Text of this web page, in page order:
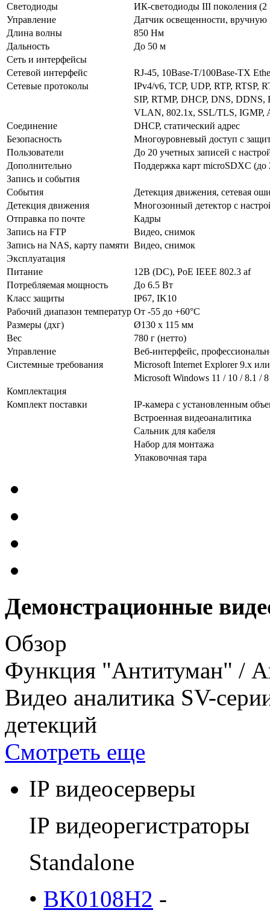
Светодиоды
ИК-светодиоды III поколения (2
Управление
Датчик освещенности, вручную
Длина волны
850 Нм
Дальность
До 50 м
Сеть и интерфейсы
Сетевой интерфейс
RJ-45, 10Base-T/100Base-TX
Сетевые протоколы
IPv4/v6, TCP, UDP, RTP, RTSP,
SIP, RTMP, DHCP, DNS, DDNS,
VLAN, 802.1x, SSL/TLS, IGMP,
Соединение
DHCP, статический адрес
Безопасность
Многоуровневый доступ с
Пользователи
До 20 учетных записей с
Дополнительно
Поддержка карт microSDXC
Запись и события
События
Детекция движения, сетевая
Детекция движения
Многозонный детектор с
Отправка по почте
Кадры
Запись на FTP
Видео, снимок
Запись на NAS, карту памяти Видео, снимок
Эксплуатация
Питание
12В (DC), PoE IEEE 802.3 af
Потребляемая мощность
До 6.5 Вт
Класс защиты
IP67, IK10
Рабочий диапазон температур От -55 до +60°С
Размеры (дхг)
Ø130 х 115 мм
Вес
780 г (нетто)
Управление
Веб-интерфейс,
Системные требования
Microsoft Internet Explorer 9.x
Microsoft Windows 11 / 10 / 8.1 /
Комплектация
Комплект поставки
IP-камера с установленным
Встроенная видеоаналитика
Сальник для кабеля
Набор для монтажа
Упаковочная тара
Демонстрационные
Обзор
Функция "Антитуман" /
Видео аналитика SV-
детекций
Смотреть еще
IP видеосерверы
IP видеорегистраторы
Standalone
• BK0108H2 -